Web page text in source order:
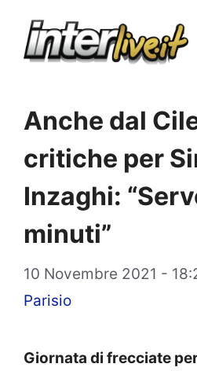
Anche dal
critiche per
Inzaghi:
minuti”
10 Novembre 2021 -
Parisio
Giornata di frecciate